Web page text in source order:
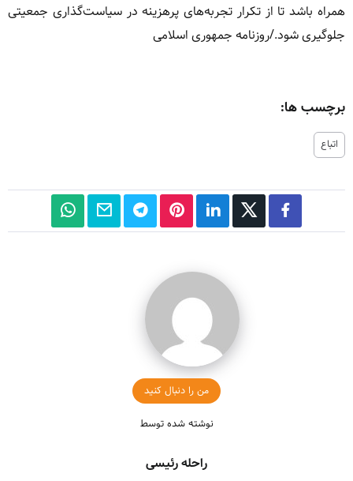
همراه باشد تا از تکرار تجربه‌های پرهزینه در سیاست‌گذاری جمعیتی
جلوگیری شود./روزنامه جمهوری اسلامی
برچسب ها:
اتباع
من را دنبال کنید
نوشته شده توسط
راحله رئیسی